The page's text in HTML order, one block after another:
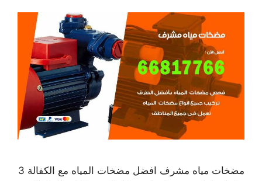
مضخات مياه مشرف افضل مضخات المياه مع الكفالة 3